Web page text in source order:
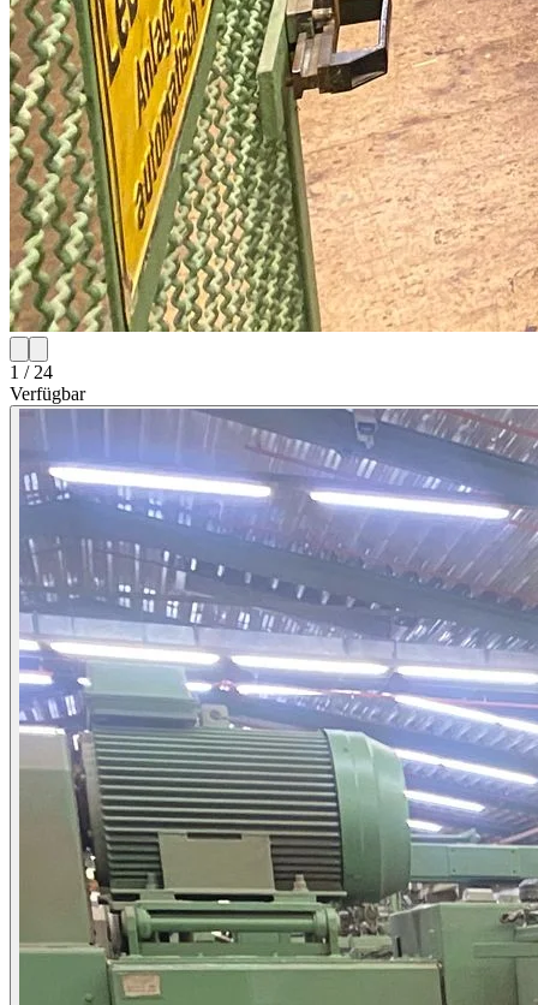
1 / 24
Verfügbar